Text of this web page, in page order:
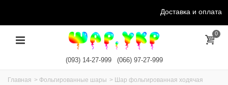
Доставка и оплата
0
(093) 14-27-999 (066) 97-27-999
Главная > Фольгированные шары > Шар фольгированная ходячая